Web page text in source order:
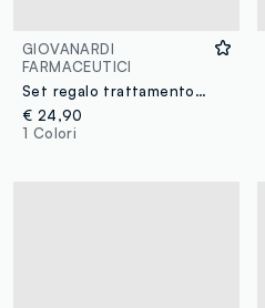
GIOVANARDI
FARMACEUTICI
Set regalo trattamento viso dedicato alle pelli sensibili
€ 24,90
1 Colori